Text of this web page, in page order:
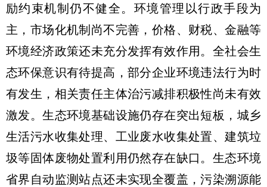
励约束机制仍不健全。环境管理以行政手段为
主，市场化机制尚不完善，价格、财税、金融等
环境经济政策还未充分发挥有效作用。全社会生
态环保意识有待提高，部分企业环境违法行为时
有发生，相关责任主体治污减排积极性尚未有效
激发。生态环境基础设施仍存在突出短板，城乡
生活污水收集处理、工业废水收集处置、建筑垃
圾等固体废物处置利用仍然存在缺口。生态环境
省界自动监测站点还未实现全覆盖，污染溯源能